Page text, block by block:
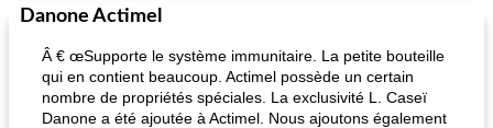
Danone Actimel
Â € œSupporte le système immunitaire. La petite bouteille
qui en contient beaucoup. Actimel possède un certain
nombre de propriétés spéciales. La exclusivité L. Caseï
Danone a été ajoutée à Actimel. Nous ajoutons également